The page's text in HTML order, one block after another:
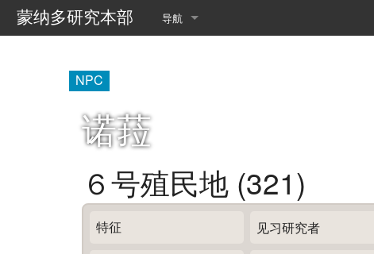
蒙纳多研究本部 导航
乐园数据管理室
NPC
诺菈
６号殖民地 (321)
特征 见习研究者